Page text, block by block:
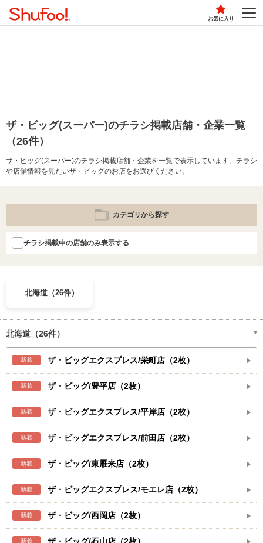
お気に入り
ザ・ビッグ(スーパー)のチラシ掲載店舗・企業一覧
（26件）
ザ・ビッグ(スーパー)のチラシ掲載店舗・企業を一覧で表示しています。チラシ
や店舗情報を見たいザ・ビッグのお店をお選びください。
カテゴリから探す
チラシ掲載中の店舗のみ表示する
北海道（26件）
北海道（26件）
新着 ザ・ビッグエクスプレス/栄町店（2枚）
新着 ザ・ビッグ/豊平店（2枚）
新着 ザ・ビッグエクスプレス/平岸店（2枚）
新着 ザ・ビッグエクスプレス/前田店（2枚）
新着 ザ・ビッグ/東雁来店（2枚）
新着 ザ・ビッグエクスプレス/モエレ店（2枚）
新着 ザ・ビッグ/西岡店（2枚）
新着